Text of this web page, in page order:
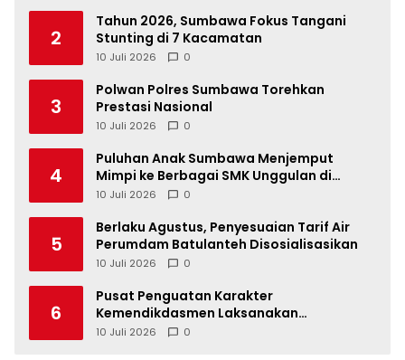
2
Tahun 2026, Sumbawa Fokus Tangani
Stunting di 7 Kacamatan
10 Juli 2026 0
3
Polwan Polres Sumbawa Torehkan
Prestasi Nasional
10 Juli 2026 0
4
Puluhan Anak Sumbawa Menjemput
Mimpi ke Berbagai SMK Unggulan di
Indonesia
10 Juli 2026 0
5
Berlaku Agustus, Penyesuaian Tarif Air
Perumdam Batulanteh Disosialisasikan
10 Juli 2026 0
6
Pusat Penguatan Karakter
Kemendikdasmen Laksanakan
Pendampingan MPLS Ramah di
10 Juli 2026 0